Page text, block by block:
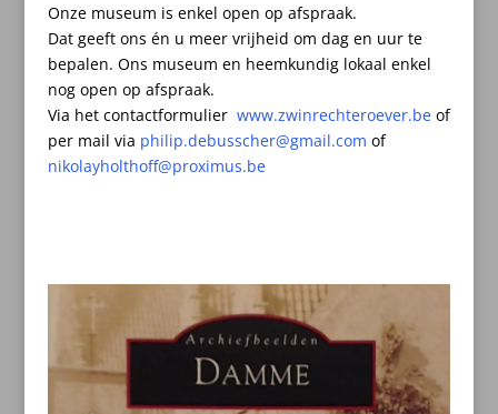
Onze museum is enkel open op afspraak.
Dat geeft ons én u meer vrijheid om dag en uur te
bepalen. Ons museum en heemkundig lokaal enkel
nog open op afspraak.
Via het contactformulier www.zwinrechteroever.be of
per mail via philip.debusscher@gmail.com of
nikolayholthoff@proximus.be